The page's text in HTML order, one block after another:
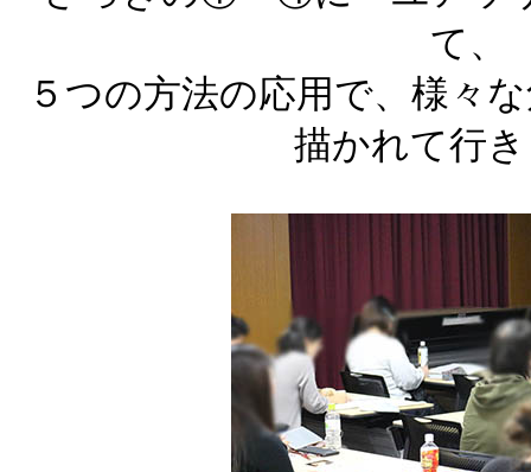
て、
５つの方法の応用で、様々
描かれて行